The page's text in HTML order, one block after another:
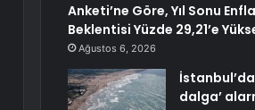
Anketi’ne Göre, Yıl Sonu
Beklentisi Yüzde 29,21’e
Ağustos 6, 2026
dalga’